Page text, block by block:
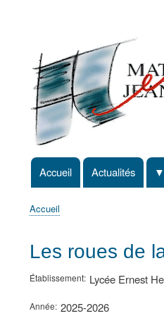
non
identifié
Navigation
principale
Accueil Actualités
d'Ariane
Accueil
Les roues de
Établissement Lycée Ernest
Année 2025-2026